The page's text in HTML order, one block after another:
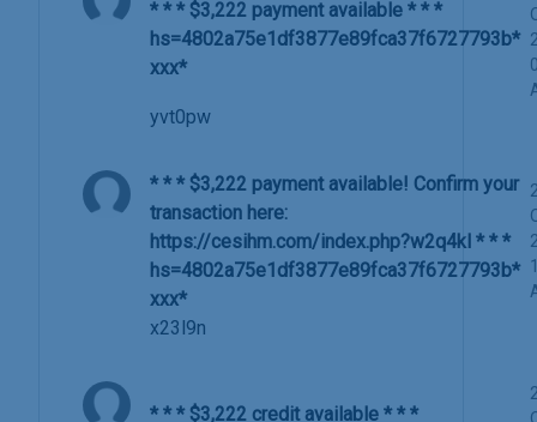
* * * $3,222 payment available * * *
hs=4802a75e1df3877e89fca37f6727793b*
ххх*
yvt0pw
* * * $3,222 payment available! Confirm your
transaction here:
https://cesihm.com/index.php?w2q4kl * * *
hs=4802a75e1df3877e89fca37f6727793b*
ххх*
x23l9n
* * * $3,222 credit available * * *